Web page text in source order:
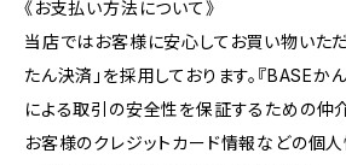
《お支払い方法について》
当店ではお客様に安心してお買い物いただ
たん決済」を採用しております。『BASEか
による取引の安全性を保証するための仲
お客様のクレジットカード情報などの個